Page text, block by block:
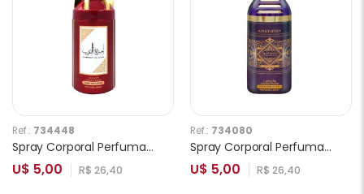
Ref.: 734448
Spray Corporal Perfumado Ameerat Al Arab Feminino 250ml
U$ 5,00 R$ 26,40
Ref.: 734080
Spray Corporal Perfumado Lattafa Badee Al Oud Amethyst Unissex 250ml
U$ 5,00 R$ 26,40